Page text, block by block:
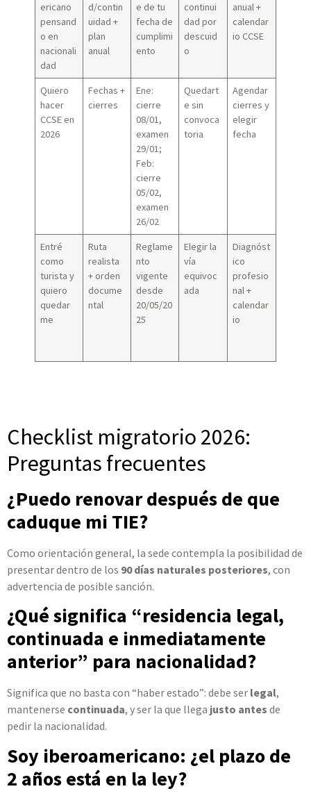
ericano
pensand
o en
nacionali
dad
d/contin
uidad +
plan
anual
e de tu
fecha de
cumplimi
ento
continui
dad por
descuid
o
anual +
calendar
io CCSE
Quiero
hacer
CCSE en
2026
Fechas +
cierres
Ene:
cierre
08/01,
examen
29/01;
Feb:
cierre
05/02,
examen
26/02
Quedart
e sin
convoca
toria
Agendar
cierres y
elegir
fecha
Entré
como
turista y
quiero
quedar
me
Ruta
realista
+ orden
docume
ntal
Reglame
nto
vigente
desde
20/05/20
25
Elegir la
vía
equivoc
ada
Diagnóst
ico
profesio
nal +
calendar
io
Checklist migratorio 2026:
Preguntas frecuentes
¿Puedo renovar después de que
caduque mi TIE?
Como orientación general, la sede contempla la posibilidad de
presentar dentro de los 90 días naturales posteriores, con
advertencia de posible sanción.
¿Qué significa “residencia legal,
continuada e inmediatamente
anterior” para nacionalidad?
Significa que no basta con “haber estado”: debe ser legal,
mantenerse continuada, y ser la que llega justo antes de
pedir la nacionalidad.
Soy iberoamericano: ¿el plazo de
2 años está en la ley?